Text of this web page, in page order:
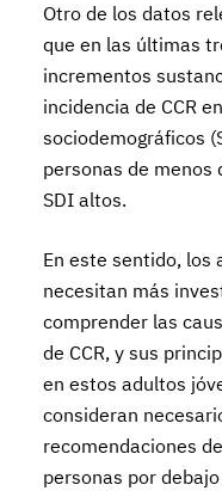
Otro de los datos
que en las últimas
incrementos
incidencia de CCR
sociodemográficos
personas de menos
SDI altos.
En este sentido, los
necesitan más
comprender las
de CCR, y sus
en estos adultos
consideran
recomendaciones
personas por